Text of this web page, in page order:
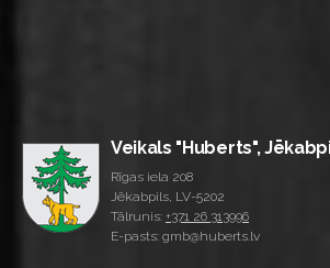
Veikals "Huberts",
Rīgas iela 208
Jēkabpils, LV-5202
Tālrunis: +371 26 313996
E-pasts: gmb@huberts.lv